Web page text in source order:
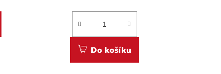
Do košíku